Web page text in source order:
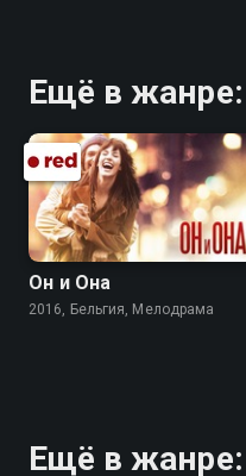
Ещё в
Он и Она
2016, Бельгия, Мелодрама
Ещё в